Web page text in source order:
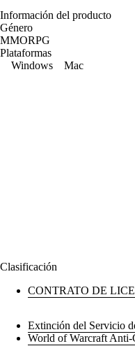
Información del producto
Género
MMORPG
Plataformas
Windows
Mac
Clasificación
CONTRATO DE
Extinción del Servicio
World of Warcraft Anti-